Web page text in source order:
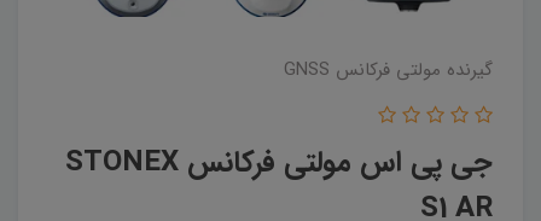
گیرنده مولتی فرکانس GNSS
جی پی اس مولتی فرکانس STONEX
S1 AR